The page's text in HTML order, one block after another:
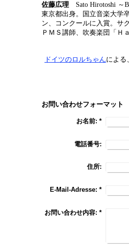
佐藤広理 Sato Hirotoshi ～
東京都出身。国立音楽大学
ン、コンクールに入賞。サ
ＰＭＳ講師、吹奏楽団「Ｈ
ドイツのロルちゃんによる
お問い合わせフォーマット
お名前: *
電話番号:
住所:
E-Mail-Adresse: *
お問い合わせ内容: *